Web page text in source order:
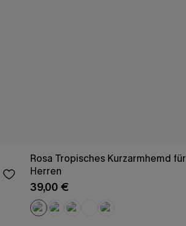
Rosa Tropisches Kurzarmhemd für
Herren
39,00 €